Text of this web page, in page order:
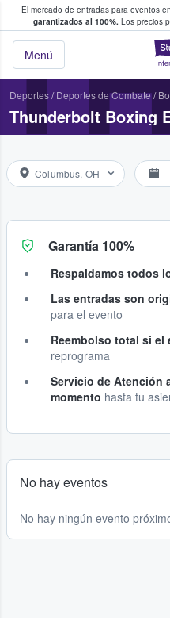
El mercado de entradas para eventos
garantizados al 100%. Los precios
Menú
y venta de
Deportes/ Deportes de Combate/
Thunderbolt Boxing
Columbus, OH
Garantía 100%
Respaldamos todos
Las entradas son
para el evento
Reembolso total si el
reprograma
Servicio de Atención
momento hasta tu
No hay eventos
No hay ningún evento